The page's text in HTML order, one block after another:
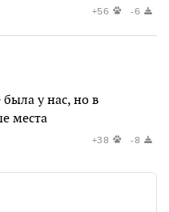
+56 -6
была у нас, но в
места
+38 -8